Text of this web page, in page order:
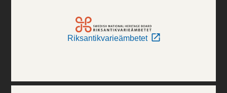
Riksantikvarieämbetet